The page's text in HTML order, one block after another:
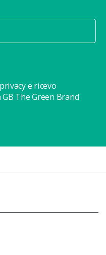
e ricevo
The Green Brand